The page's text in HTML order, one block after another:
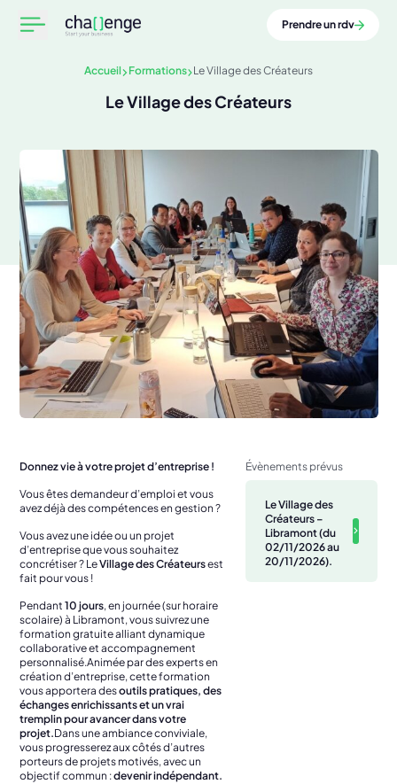
Prendre un rdv
Accueil Formations Le Village des Créateurs
Le Village des Créateurs
Donnezvieàvotreprojetd’entreprise !
Vousêtesdemandeurd’emploietvous
avezdéjàdescompétencesengestion ?
Vousavezuneidéeouun projet
d’entreprisequevoussouhaitez
concrétiser ?LeVillagedesCréateursest
fait pourvous !
Pendant10 jours,en journée (surhoraire
scolaire)à Libramont,voussuivrezune
formationgratuitealliantdynamique
collaborativeetaccompagnement
personnalisé.Animéepardesexpertsen
créationd’entreprise,cetteformation
vousapporteradesoutilspratiques,des
échangesenrichissantsetunvrai
tremplinpouravancerdansvotre
projet.Dansuneambianceconviviale,
vousprogresserezauxcôtésd’autres
porteursdeprojetsmotivés,avecun
objectifcommun :devenirindépendant.
Évènements prévus
Le Village des
Créateurs –
Libramont (du
02/11/2026 au
20/11/2026).